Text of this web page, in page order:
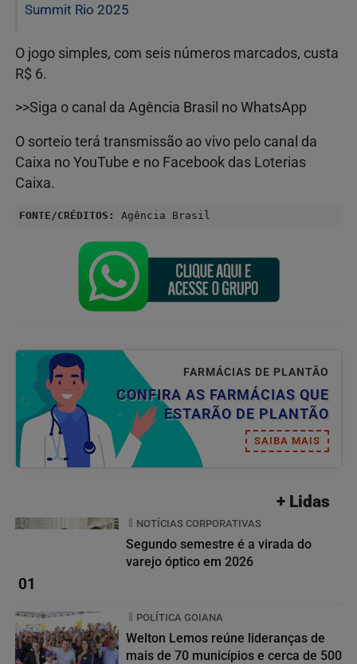
Summit Rio 2025
O jogo simples, com seis números marcados, custa
R$ 6.
>>Siga o canal da Agência Brasil no WhatsApp
O sorteio terá transmissão ao vivo pelo canal da
Caixa no YouTube e no Facebook das Loterias
Caixa.
FONTE/CRÉDITOS: Agência Brasil
FARMÁCIAS DE PLANTÃO
CONFIRA AS FARMÁCIAS QUE
ESTARÃO DE PLANTÃO
SAIBA MAIS
+ Lidas
01
NOTÍCIAS CORPORATIVAS
Segundo semestre é a virada do
varejo óptico em 2026
POLÍTICA GOIANA
Welton Lemos reúne lideranças de
mais de 70 municípios e cerca de 500